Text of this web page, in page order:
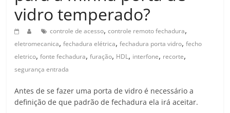
vidro temperado?
controle de acesso,controle remoto fechadura,
eletromecanica,fechadura elétrica,fechadura porta vidro,fecho
eletrico,fonte fechadura,furação, HDL, interfone, recorte,
segurança entrada
Antes de se fazer uma porta de vidro é necessário a
definição de que padrão de fechadura ela irá aceitar.